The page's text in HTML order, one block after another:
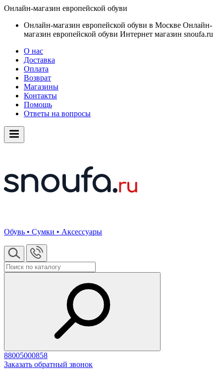
Онлайн-магазин европейской обуви
Онлайн-магазин европейской обуви в Москве Онлайн-
магазин европейской обуви Интернет магазин snoufa.ru
О нас
Доставка
Оплата
Возврат
Магазины
Контакты
Помощь
Ответы на вопросы
Обувь • Сумки • Аксессуары
88005000858
Заказать обратный звонок